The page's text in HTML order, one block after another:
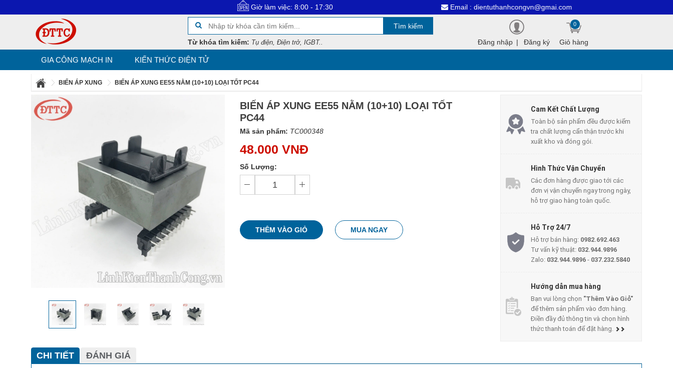
Giờ làm việc: 8:00 - 17:30 Email : dientuthanhcongvn@gmai.com
Tìm kiếm
Từ khóa tìm kiếm: Tụ điện, Điện trở, IGBT.. Đăng nhập | Đăng ký Giỏ hàng
0
GIA CÔNG MẠCH IN KIẾN THỨC ĐIỆN TỬ
BIẾN ÁP XUNG BIẾN ÁP XUNG EE55 NẰM (10+10) LOẠI TỐT PC44
BIẾN ÁP XUNG EE55 NẰM (10+10) LOẠI TỐT
PC44
Mã sản phẩm: TC000348
48.000 VNĐ
Số Lượng:
THÊM VÀO GIỎ MUA NGAY
Cam Kết Chất Lượng
Toàn bộ sản phẩm đều được kiểm
tra chất lượng cẩn thận trước khi
xuất kho và đóng gói.
Hình Thức Vận Chuyển
Các đơn hàng được giao tới các
đơn vị vận chuyển ngay trong ngày,
hỗ trợ giao hàng toàn quốc.
Hỗ Trợ 24/7
Hỗ trợ bán hàng: 0982.692.463
Tư vấn kỹ thuật: 032.944.9896
Zalo: 032.944.9896 - 037.232.5840
Hướng dẫn mua hàng
Bạn vui lòng chọn "Thêm Vào Giỏ"
để thêm sản phẩm vào đơn hàng.
Điền đầy đủ thông tin và chọn hình
thức thanh toán để đặt hàng.
CHI TIẾT ĐÁNH GIÁ